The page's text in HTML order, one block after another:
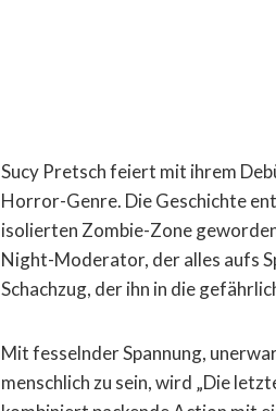
Sucy Pretsch feiert mit ihrem
Horror-Genre. Die Geschichte
isolierten Zombie-Zone
Night-Moderator, der alles aufs
Schachzug, der ihn in die
Mit fesselnder Spannung,
menschlich zu sein, wird „Die